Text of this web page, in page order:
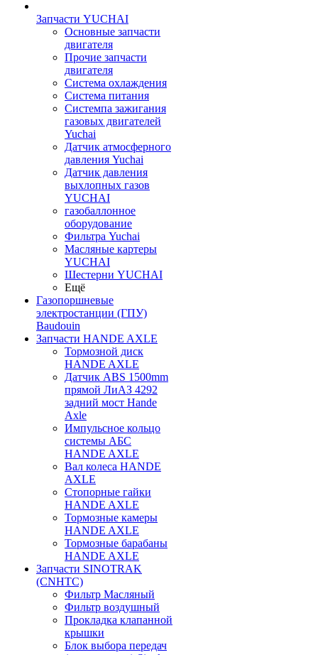
Запчасти YUCHAI
Основные запчасти
двигателя
Прочие запчасти
двигателя
Система охлаждения
Система питания
Системпа зажигания
газовых двигателей
Yuchai
Датчик атмосферного
давления Yuchai
Датчик давления
выхлопных газов
YUCHAI
газобаллонное
оборудование
Фильтра Yuchai
Масляные картеры
YUCHAI
Шестерни YUCHAI
Ещё
Газопоршневые
электростанции (ГПУ)
Baudouin
Запчасти HANDE AXLE
Тормозной диск
HANDE AXLE
Датчик ABS 1500mm
прямой ЛиАЗ 4292
задний мост Hande
Axle
Импульсное кольцо
системы АБС
HANDE AXLE
Вал колеса HANDE
AXLE
Стопорные гайки
HANDE AXLE
Тормозные камеры
HANDE AXLE
Тормозные барабаны
HANDE AXLE
Запчасти SINOTRAK
(CNHTC)
Фильтр Масляный
Фильтр воздушный
Прокладка клапанной
крышки
Блок выбора передач